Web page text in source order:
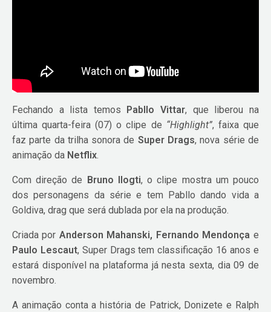
Fechando a lista temos Pabllo Vittar, que liberou na
última quarta-feira (07) o clipe de “Highlight”, faixa que
faz parte da trilha sonora de Super Drags, nova série de
animação da Netflix.
Com direção de Bruno Ilogti, o clipe mostra um pouco
dos personagens da série e tem Pabllo dando vida a
Goldiva, drag que será dublada por ela na produção.
Criada por Anderson Mahanski, Fernando Mendonça e
Paulo Lescaut, Super Drags tem classificação 16 anos e
estará disponível na plataforma já nesta sexta, dia 09 de
novembro.
A animação conta a história de Patrick, Donizete e Ralph